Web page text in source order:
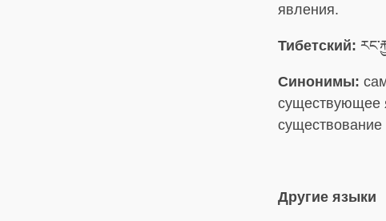
явления.
Тибетский:
Синонимы:
существующее
существование
Другие языки